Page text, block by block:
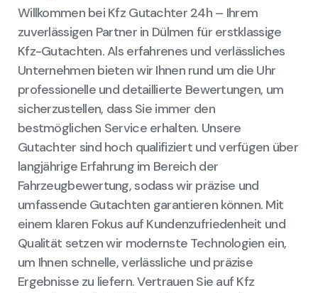
Willkommen bei Kfz Gutachter 24h – Ihrem
zuverlässigen Partner in Dülmen für erstklassige
Kfz-Gutachten. Als erfahrenes und verlässliches
Unternehmen bieten wir Ihnen rund um die Uhr
professionelle und detaillierte Bewertungen, um
sicherzustellen, dass Sie immer den
bestmöglichen Service erhalten. Unsere
Gutachter sind hoch qualifiziert und verfügen über
langjährige Erfahrung im Bereich der
Fahrzeugbewertung, sodass wir präzise und
umfassende Gutachten garantieren können. Mit
einem klaren Fokus auf Kundenzufriedenheit und
Qualität setzen wir modernste Technologien ein,
um Ihnen schnelle, verlässliche und präzise
Ergebnisse zu liefern. Vertrauen Sie auf Kfz